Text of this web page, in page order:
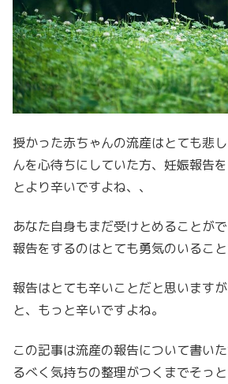
授かった赤ちゃんの流産はとても悲し
んを心待ちにしていた方、妊娠報告
とより辛いですよね、、
あなた自身もまだ受けとめることが
報告をするのはとても勇気のいること
報告はとても辛いことだと思います
と、もっと辛いですよね。
この記事は流産の報告について書いた
るべく気持ちの整理がつくまでそっ